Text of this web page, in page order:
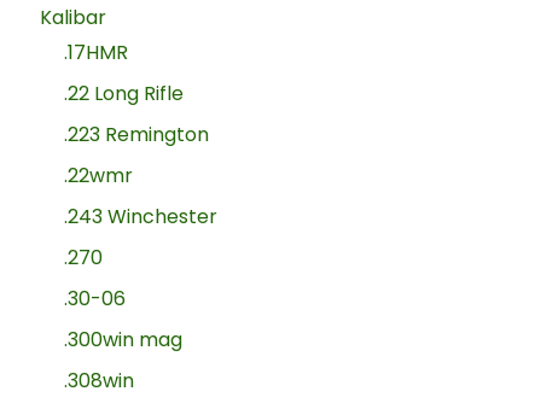
Kalibar
.17HMR
.22 Long Rifle
.223 Remington
.22wmr
.243 Winchester
.270
.30-06
.300win mag
.308win